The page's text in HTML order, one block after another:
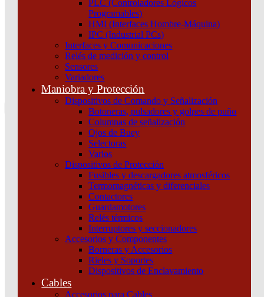
PLC (Controladores Lógicos
Programables)
HMI (Interfaces Hombre-Máquina)
IPC (Industrial PCs)
Interfaces y Comunicaciones
Relés de medición y control
Sensores
Variadores
Maniobra y Protección
Dispositivos de Comando y Señalización
Botoneras, pulsadores y golpes de puño
Columnas de señalización
Ojos de Buey
Selectoras
Varios
Dispositivos de Protección
Fusibles y descargadores atmosféricos
Termomagnéticas y diferenciales
Contactores
Guardamotores
Relés térmicos
Interruptores y seccionadores
Accesorios y Componentes
Borneras y Accesorios
Rieles y Soportes
Dispositivos de Enclavamiento
Cables
Accesorios para Cables
Atención por WhatsApp
Tu pedido
¿Que estas buscando hoy?
Atención telefónica
Atención por WhatsApp